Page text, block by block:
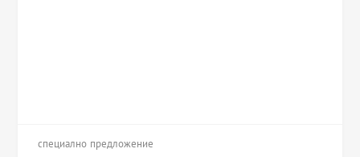
специално предложение